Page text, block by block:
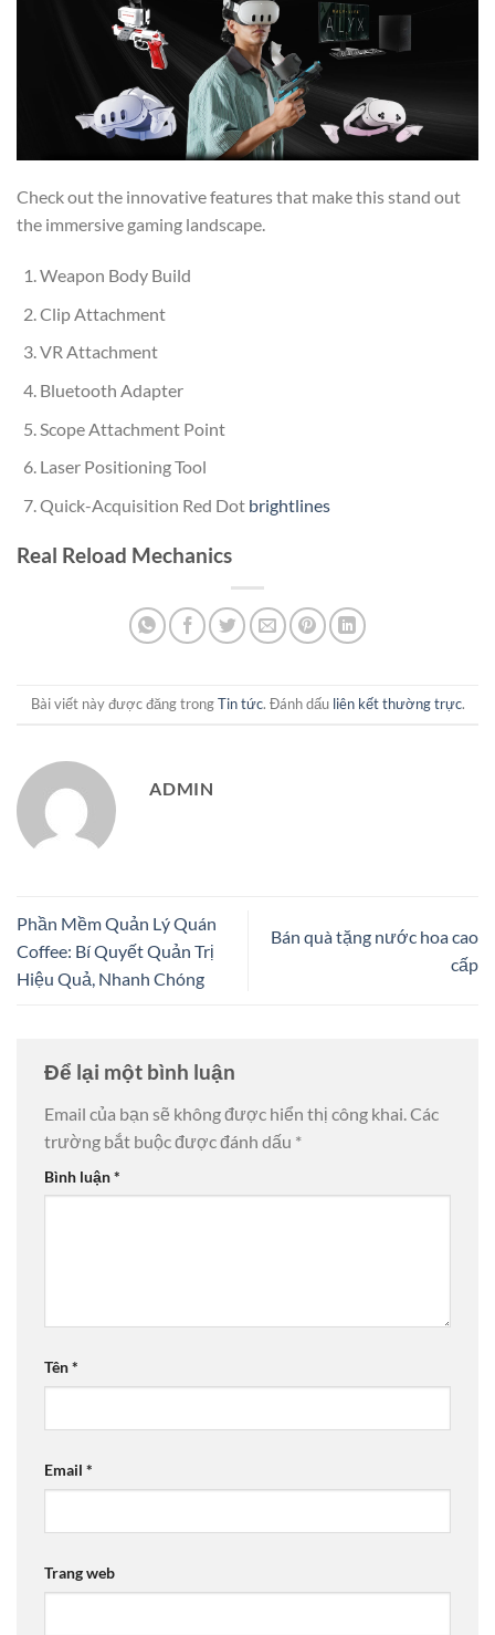
Check out the innovative features that make this stand out
the immersive gaming landscape.
Weapon Body Build
Clip Attachment
VR Attachment
Bluetooth Adapter
Scope Attachment Point
Laser Positioning Tool
Quick-Acquisition Red Dot brightlines
Real Reload Mechanics
Bài viết này được đăng trongTin tức. Đánh dấu liên kết thường trực.
ADMIN
Phần Mềm Quản Lý Quán
Coffee: Bí Quyết Quản Trị
Hiệu Quả, Nhanh Chóng
Bán quà tặng nước hoa cao
cấp
Để lại một bình luận
Email của bạn sẽ không được hiển thị công khai. Các
trường bắt buộc được đánh dấu *
Bình luận*
Tên*
Email *
Trang web